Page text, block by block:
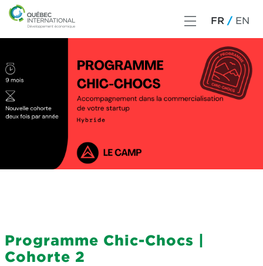
FR EN
Programme Chic-Chocs |
Cohorte 2